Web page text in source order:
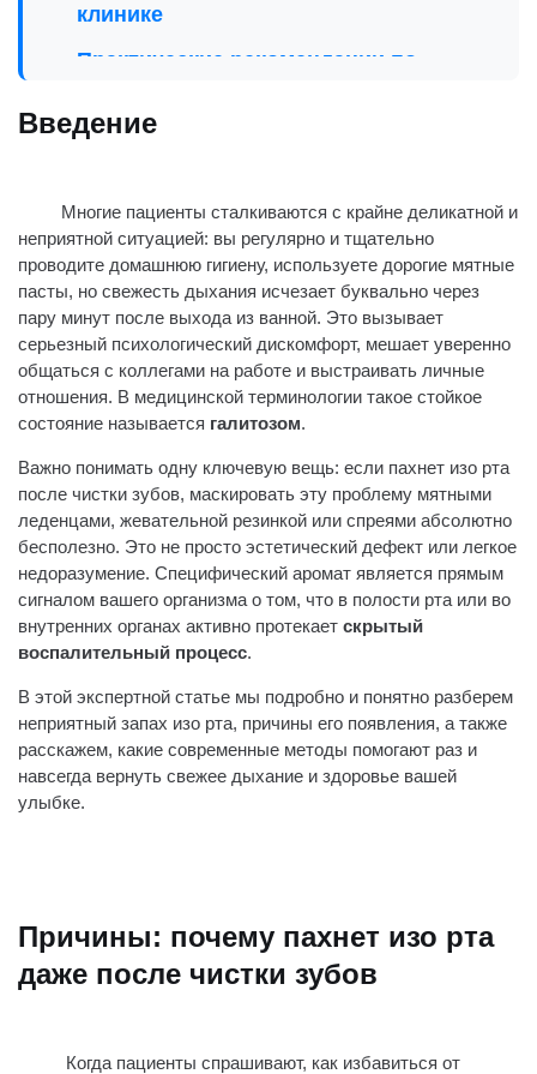
клинике
Практические рекомендации по
Стоимость диагностики и лечения
Заключение
Введение
Многие пациенты сталкиваются с крайне деликатной и
неприятной ситуацией: вы регулярно и тщательно
проводите домашнюю гигиену, используете дорогие мятные
пасты, но свежесть дыхания исчезает буквально через
пару минут после выхода из ванной. Это вызывает
серьезный психологический дискомфорт, мешает уверенно
общаться с коллегами на работе и выстраивать личные
отношения. В медицинской терминологии такое стойкое
состояние называется галитозом.
Важно понимать одну ключевую вещь: если пахнет изо рта
после чистки зубов, маскировать эту проблему мятными
леденцами, жевательной резинкой или спреями абсолютно
бесполезно. Это не просто эстетический дефект или легкое
недоразумение. Специфический аромат является прямым
сигналом вашего организма о том, что в полости рта или во
внутренних органах активно протекает скрытый
воспалительный процесс.
В этой экспертной статье мы подробно и понятно разберем
неприятный запах изо рта, причины его появления, а также
расскажем, какие современные методы помогают раз и
навсегда вернуть свежее дыхание и здоровье вашей
улыбке.
Причины: почему пахнет изо рта
даже после чистки зубов
Когда пациенты спрашивают, как избавиться от